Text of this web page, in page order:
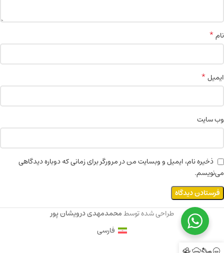
نام*
ایمیل*
وب‌ سایت
ذخیره نام، ایمیل و وبسایت من در مرورگر برای زمانی که دوباره دیدگاهی
می‌نویسم.
طراحی شده توسطمحمدمهدی درویشان پور
فارسی